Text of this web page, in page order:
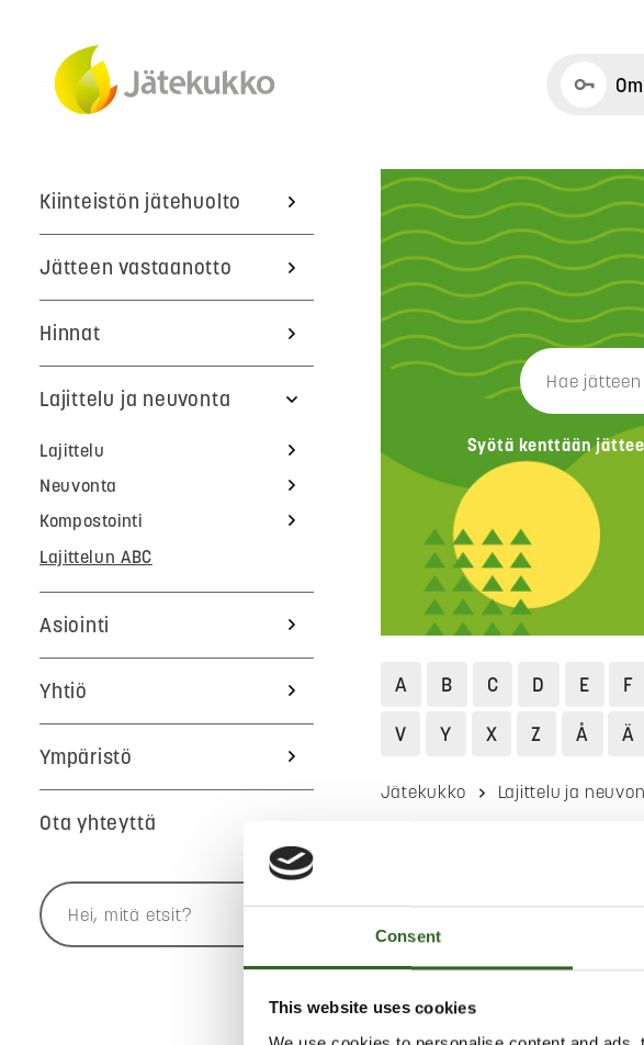
Consent
This website uses cookies
Kiinteistön jätehuolto
Jätteen vastaanotto
Hinnat
Lajittelu ja neuvonta
Lajittelu
Neuvonta
Kompostointi
Lajittelun ABC
Asiointi
Yhtiö
Ympäristö
Ota yhteyttä
Syötä kenttään
A B C D E F
V
Y X Z Å Ä
Jätekukko Lajittelu ja